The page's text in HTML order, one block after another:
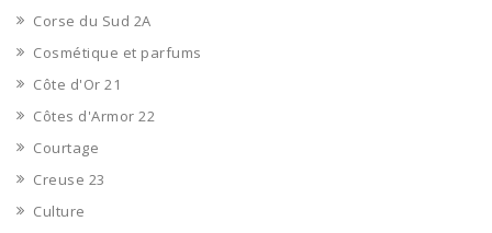
Corse du Sud 2A
Cosmétique et parfums
Côte d'Or 21
Côtes d'Armor 22
Courtage
Creuse 23
Culture